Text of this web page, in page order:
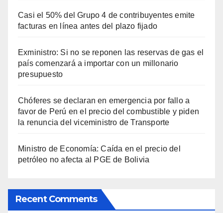
Casi el 50% del Grupo 4 de contribuyentes emite
facturas en línea antes del plazo fijado
Exministro: Si no se reponen las reservas de gas el
país comenzará a importar con un millonario
presupuesto
Chóferes se declaran en emergencia por fallo a
favor de Perú en el precio del combustible y piden
la renuncia del viceministro de Transporte
Ministro de Economía: Caída en el precio del
petróleo no afecta al PGE de Bolivia
Recent Comments